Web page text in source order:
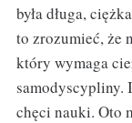
była długa,
to zrozumieć, że
który wymaga
samodyscypliny.
chęci nauki. Oto